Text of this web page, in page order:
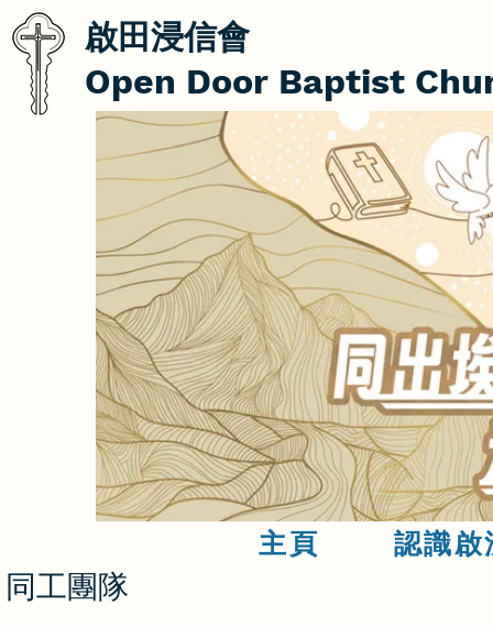
啟田浸信會
Open Door Baptist
主頁 認識啟
​同工團隊